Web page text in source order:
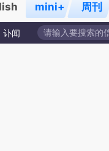
mini+ 周刊
讣闻